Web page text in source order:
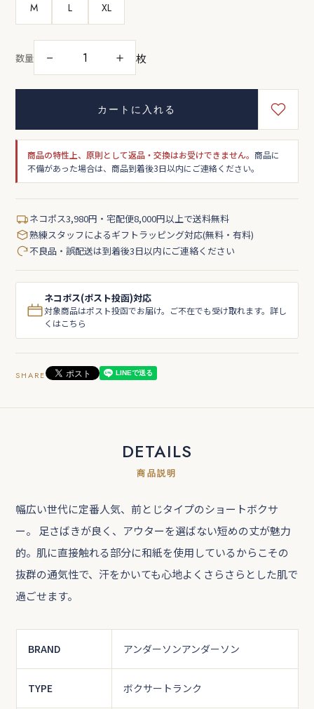
M L XL
数量 － ＋ 枚
カートに入れる
商品の特性上、原則として返品・交換はお受けできません。商品に
不備があった場合は、商品到着後3日以内にご連絡ください。
ネコポス3,980円・宅配便8,000円以上で送料無料
熟練スタッフによるギフトラッピング対応(無料・有料)
不良品・誤配送は到着後3日以内にご連絡ください
ネコポス(ポスト投函)対応
対象商品はポスト投函でお届け。ご不在でも受け取れます。詳し
くはこちら
SHARE
DETAILS
商品説明
幅広い世代に定番人気、前とじタイプのショートボクサ
ー。 足さばきが良く、アウターを選ばない短めの丈が魅力
的。肌に直接触れる部分に和紙を使用しているからこその
抜群の通気性で、汗をかいても心地よくさらさらとした肌で
過ごせます。
BRAND アンダーソンアンダーソン
TYPE ボクサートランク